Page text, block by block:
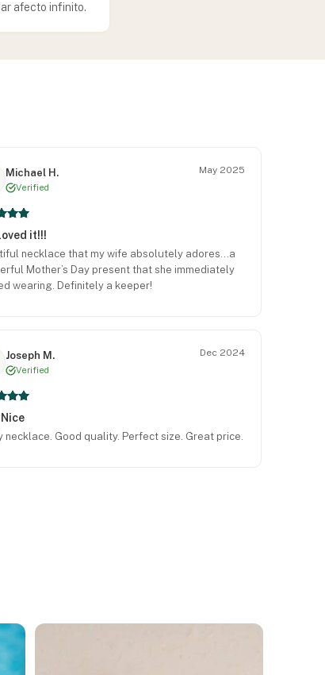
afecto infinito.
Michael H.
Verified
May 2025
it!!!
necklace that my wife absolutely adores…a
Mother’s Day present that she immediately
wearing. Definitely a keeper!
Joseph M.
Verified
Dec 2024
necklace. Good quality. Perfect size. Great price.